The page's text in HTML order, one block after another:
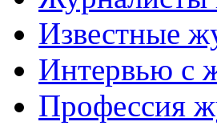
Известные
Интервью с
Профессия